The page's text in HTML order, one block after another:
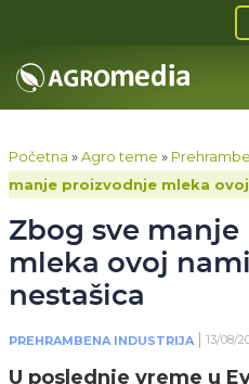
Početna »Agro teme »
manje proizvodnje mleka
Zbog sve
mleka ovoj
nestašica
PREHRAMBENA INDUSTRIJA 13/08/
U poslednje vreme u